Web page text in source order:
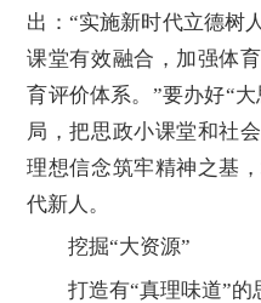
出：“实施新时代立德树
课堂有效融合，加强体
育评价体系。”要办好“
局，把思政小课堂和社
理想信念筑牢精神之基
代新人。
挖掘“大资源”
打造有“真理味道”的